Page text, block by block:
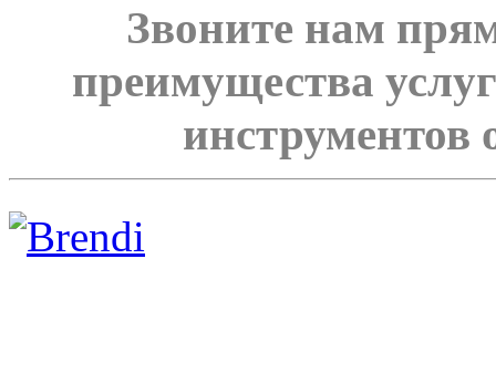
Звоните нам
преимущества